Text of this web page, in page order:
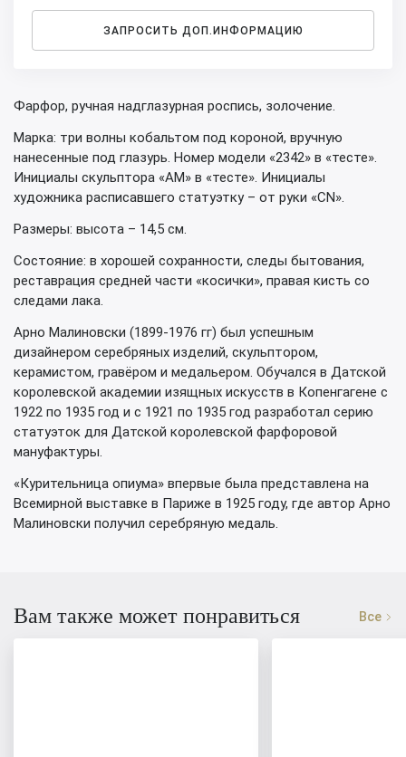
ЗАПРОСИТЬ ДОП.ИНФОРМАЦИЮ
Фарфор, ручная надглазурная роспись, золочение.
Марка: три волны кобальтом под короной, вручную
нанесенные под глазурь. Номер модели «2342» в «тесте».
Инициалы скульптора «AM» в «тесте». Инициалы
художника расписавшего статуэтку – от руки «CN».
Размеры: высота – 14,5 см.
Состояние: в хорошей сохранности, следы бытования,
реставрация средней части «косички», правая кисть со
следами лака.
Арно Малиновски (1899-1976 гг) был успешным
дизайнером серебряных изделий, скульптором,
керамистом, гравёром и медальером. Обучался в Датской
королевской академии изящных искусств в Копенгагене с
1922 по 1935 год и с 1921 по 1935 год разработал серию
статуэток для Датской королевской фарфоровой
мануфактуры.
«Курительница опиума» впервые была представлена на
Всемирной выставке в Париже в 1925 году, где автор Арно
Малиновски получил серебряную медаль.
Вам также может понравиться Все